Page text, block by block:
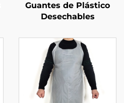
Guantes de Plástico
Desechables